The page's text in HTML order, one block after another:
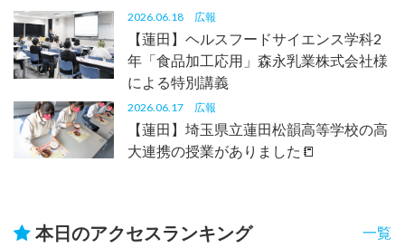
2026.06.18 広報
【蓮田】ヘルスフードサイエンス学科2
年「食品加工応用」森永乳業株式会社様
による特別講義
2026.06.17 広報
【蓮田】埼玉県立蓮田松韻高等学校の高
大連携の授業がありました📒
一覧
本日のアクセスランキング